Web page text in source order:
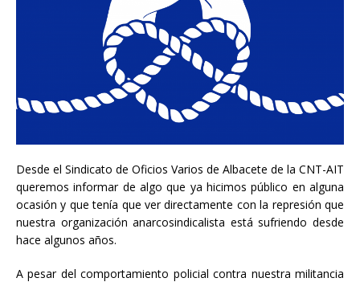
Desde el Sindicato de Oficios Varios de Albacete de la CNT-AIT
queremos informar de algo que ya hicimos público en alguna
ocasión y que tenía que ver directamente con la represión que
nuestra organización anarcosindicalista está sufriendo desde
hace algunos años.
A pesar del comportamiento policial contra nuestra militancia